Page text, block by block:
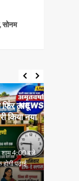
सोनम
फिर लागू
किया नया
शाम 4:00 बजे
पढ़ाई